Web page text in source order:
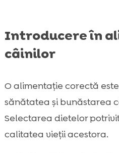
Introducere în
câinilor
O alimentație corectă
sănătatea și bunăstarea
Selectarea dietelor
calitatea vieții acestora.